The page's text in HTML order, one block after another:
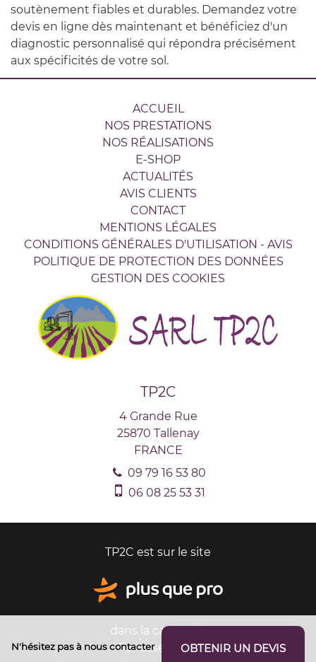
N'hésitez pas à nous contacter OBTENIR UN DEVIS
soutènement fiables et durables. Demandez votre
devis en ligne dès maintenant et bénéficiez d'un
diagnostic personnalisé qui répondra précisément
aux spécificités de votre sol.
ACCUEIL
NOS PRESTATIONS
NOS RÉALISATIONS
E-SHOP
ACTUALITÉS
AVIS CLIENTS
CONTACT
MENTIONS LÉGALES
CONDITIONS GÉNÉRALES D'UTILISATION - AVIS
POLITIQUE DE PROTECTION DES DONNÉES
GESTION DES COOKIES
TP2C
4 Grande Rue
25870 Tallenay
FRANCE
09 79 16 53 80
06 08 25 53 31
TP2C est sur le site
dans la catégorie
Terrassement